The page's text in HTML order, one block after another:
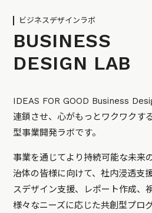
ビジネスデザインラボ
BUSINESS
DESIGN LAB
IDEAS FOR GOOD Business
連鎖させ、心がもっとワクワクす
型事業開発ラボです。
事業を通じてより持続可能な未来
治体の皆様に向けて、社内浸透支
スデザイン支援、レポート作成、
様々なニーズに応じた共創型プロ